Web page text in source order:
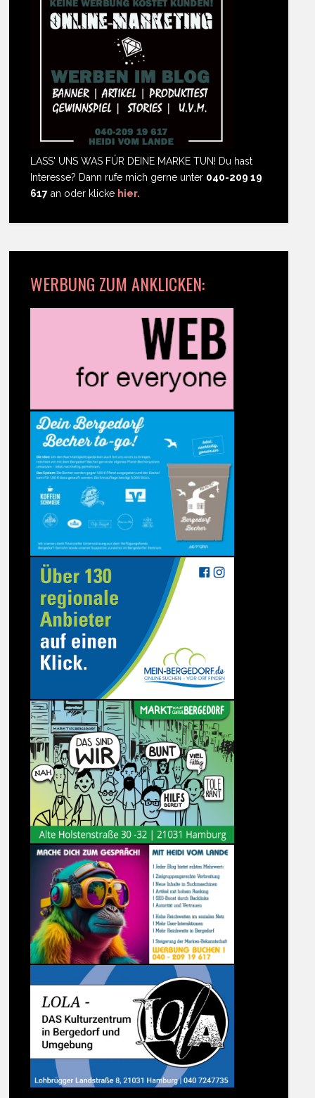
LASS' UNS WAS FÜR DEINE MARKE TUN! Du hast
Interesse? Dann rufe mich gerne unter 040-209 19
617 an oder klicke hier.
WERBUNG ZUM ANKLICKEN: